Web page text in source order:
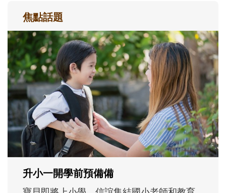
焦點話題
和孩子一起長大的那個男人│讀懂父親的
不同模樣
沒有人天生就擅長當爸爸！男人總是在一次
次「前所未有」的體驗中，跟著孩子一起長
大。從給予安全感的肢體遊戲，到獨立自
主、角色認同及解決問題的能力養成。爸爸
正嘗試用不同的模樣，參與孩子每個重要的